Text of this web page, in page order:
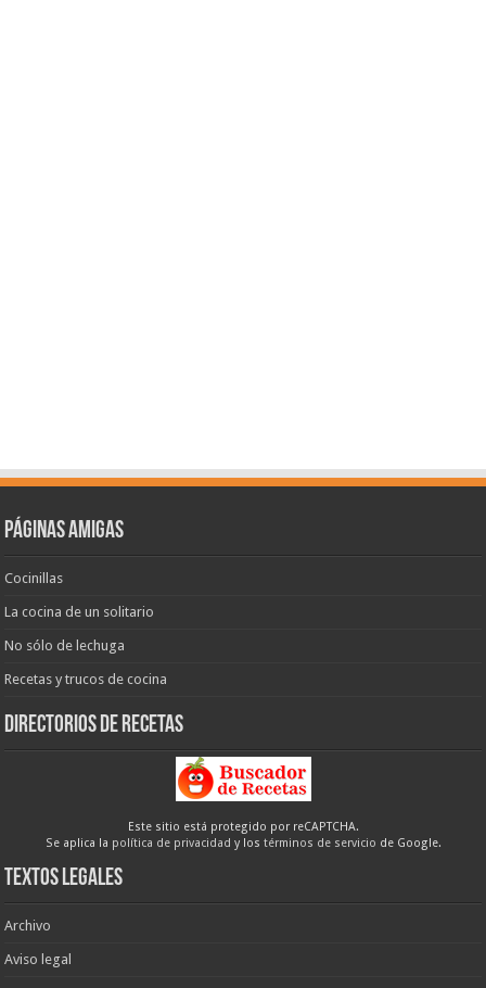
Páginas amigas
Cocinillas
La cocina de un solitario
No sólo de lechuga
Recetas y trucos de cocina
Directorios de recetas
Este sitio está protegido por reCAPTCHA.
Se aplica la política de privacidad y los términos de servicio de Google.
Textos legales
Archivo
Aviso legal